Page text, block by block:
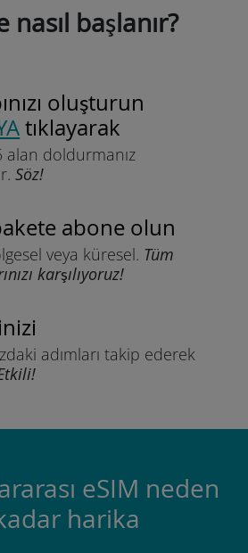
nasıl başlanır?
oluşturun
tıklayarak
alan doldurmanız
Söz!
abone olun
veya küresel. Tüm
karşılıyoruz!
adımları takip ederek
eSIM neden
harika